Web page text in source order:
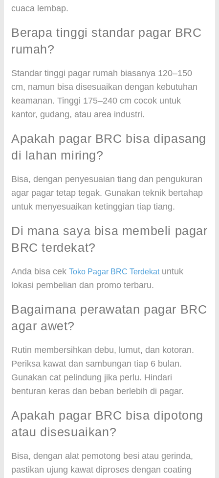
cuaca lembap.
Berapa tinggi standar pagar BRC
rumah?
Standar tinggi pagar rumah biasanya 120–150
cm, namun bisa disesuaikan dengan kebutuhan
keamanan. Tinggi 175–240 cm cocok untuk
kantor, gudang, atau area industri.
Apakah pagar BRC bisa dipasang
di lahan miring?
Bisa, dengan penyesuaian tiang dan pengukuran
agar pagar tetap tegak. Gunakan teknik bertahap
untuk menyesuaikan ketinggian tiap tiang.
Di mana saya bisa membeli pagar
BRC terdekat?
Anda bisa cek Toko Pagar BRC Terdekatuntuk
lokasi pembelian dan promo terbaru.
Bagaimana perawatan pagar BRC
agar awet?
Rutin membersihkan debu, lumut, dan kotoran.
Periksa kawat dan sambungan tiap 6 bulan.
Gunakan cat pelindung jika perlu. Hindari
benturan keras dan beban berlebih di pagar.
Apakah pagar BRC bisa dipotong
atau disesuaikan?
Bisa, dengan alat pemotong besi atau gerinda,
pastikan ujung kawat diproses dengan coating